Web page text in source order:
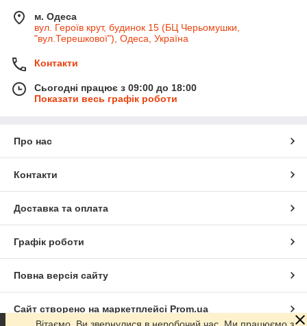
м. Одеса
вул. Героїв крут, будинок 15 (БЦ Черьомушки,
"вул.Терешкової"), Одеса, Україна
Контакти
Сьогодні працює з 09:00 до 18:00
Показати весь графік роботи
Про нас
Контакти
Доставка та оплата
Графік роботи
Повна версія сайту
Сайт створено на маркетплейсі Prom.ua